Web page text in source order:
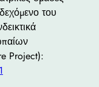
του
Project):